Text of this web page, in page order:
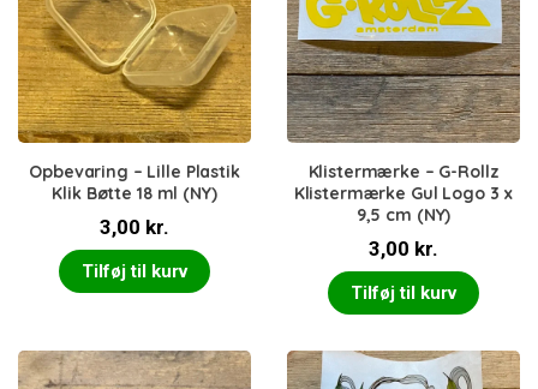
Opbevaring – Lille Plastik
Klik Bøtte 18 ml (NY)
3,00 kr.
Tilføj til kurv
Klistermærke – G-Rollz
Klistermærke Gul Logo 3 x
9,5 cm (NY)
3,00 kr.
Tilføj til kurv